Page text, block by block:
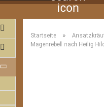
Startseite »
Magenrebell nach Heilig